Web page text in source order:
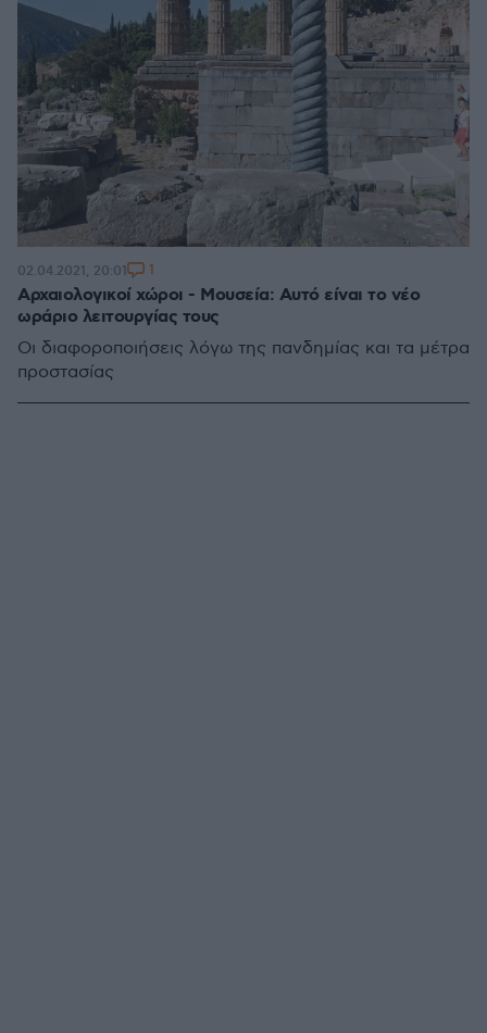
Αρχαιολογικοί χώροι - Μουσεία: Αυτό είναι το νέο
ωράριο λειτουργίας τους
Οι διαφοροποιήσεις λόγω της πανδημίας και τα μέτρα
προστασίας
02.04.2021, 20:01 1